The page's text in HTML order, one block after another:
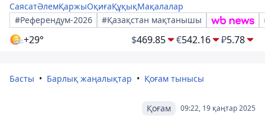
СаясатӘлемҚаржыОқиғаҚұқықМақалалар
#Референдум-2026
#Қазақстан мақтанышы
+29° $469.85 €542.16 ₽5.78
Басты Барлық жаңалықтар Қоғам тынысы
09:22, 19 қаңтар 2025
Қоғам